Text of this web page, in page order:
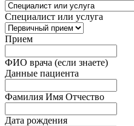
Специалист или услуга
Прием
ФИО врача (если знаете)
Данные пациента
Фамилия Имя Отчество
Дата рождения